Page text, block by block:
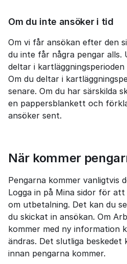
Om du inte ansöker i tid
Om vi får ansökan efter den
du inte får några pengar alls.
deltar i
Om du deltar i
senare. Om du har särskilda
en pappersblankett och
ansöker sent.
När kommer
Pengarna kommer vanligtvis
Logga in på Mina sidor för
om utbetalning. Det kan du
du skickat in ansökan. Om
kommer med ny information
ändras. Det slutliga beskedet
innan pengarna kommer.